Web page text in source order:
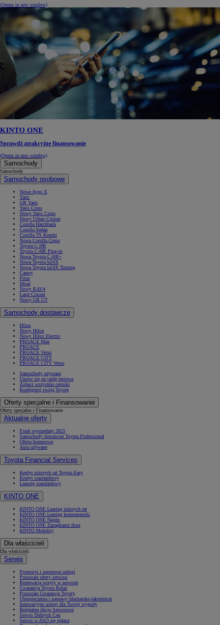
(Opens in new window)
KINTO ONE
Sprawdź atrakcyjne finansowanie
(Opens in new window)
Samochody
Samochody
Samochody osobowe
Nowe Aygo X
Yaris
GR Yaris
Yaris Cross
Nowy Yaris Cross
Nowy Urban Cruiser
Corolla Hatchback
Corolla Sedan
Corolla TS Kombi
Nowa Corolla Cross
Toyota C-HR
Toyota C-HR Plug-in
Nowa Toyota C-HR+
Nowa Toyota bZ4X
Nowa Toyota bZ4X Touring
Camry
Prius
Mirai
Nowy RAV4
Land Cruiser
Nowy GR GT
Samochody dostawcze
Hilux
Nowy Hilux
Nowy Hilux Electric
PROACE Max
PROACE
PROACE Verso
PROACE CITY
PROACE CITY Verso
Samochody używane
Umów się na jazdę testową
Zobacz wszystkie cenniki
Konfiguruj swoją Toyotę
Oferty specjalne i Finansowanie
Oferty specjalne i Finansowanie
Aktualne oferty
Finał wyprzedaży 2025
Samochody dostawcze Toyota Professional
Oferta biznesowa
Auta używane
Toyota Financial Services
Kredyt niższych rat Toyota Easy
Kredyt standardowy
Leasing standardowy
KINTO ONE
KINTO ONE Leasing niższych rat
KINTO ONE Leasing konsumencki
KINTO ONE Najem
KINTO ONE Zarządzanie flotą
KINTO Mobility
Dla właścicieli
Dla właścicieli
Serwis
Promocje i sezonowe usługi
Pozostałe oferty serwisu
Rezerwacja wizyty w serwisie
Gwarancja Toyota Relax
Pozostałe Gwarancje Toyoty
Ubezpieczenia i naprawy blacharsko-lakiernicze
Innowacyjne usługi dla Twojej wygody
Bezpłatne Akcje Serwisowe
Serwis Dobrych Cen
Serwis w ASO się opłaca